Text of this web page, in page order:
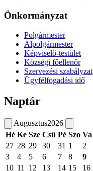
Önkormányzat
Polgármester
Alpolgármester
Képviselő-testület
Községi főellenőr
Szervezési szabályzat
Ügyfélfogadási idő
Naptár
Augusztus2026
Hé Ke Sze Csü Pé Szo Va
27 28 29 30 31 1
2
3
4 5 6 7 8
9
10 11 12 13 14 15
16